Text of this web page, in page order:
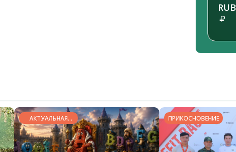
RUB
АКТУАЛЬНАЯ
ТЕМА
ПРИКОСНОВЕНИЕ